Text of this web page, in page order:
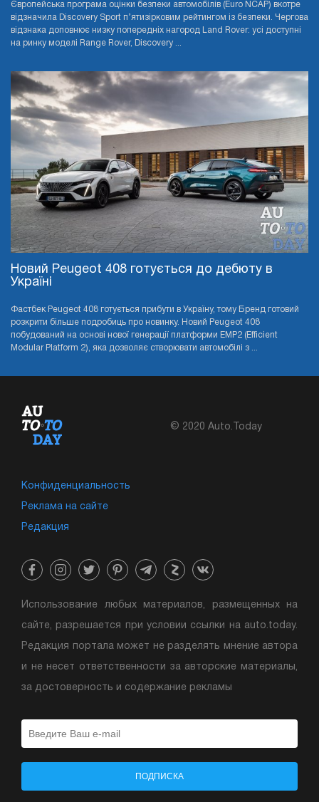
Європейська програма оцінки безпеки автомобілів (Euro NCAP) вкотре
відзначила Discovery Sport п’ятизірковим рейтингом із безпеки. Чергова
відзнака доповнює низку попередніх нагород Land Rover: усі доступні
на ринку моделі Range Rover, Discovery ...
Новий Peugeot 408 готується до дебюту в
Україні
Фастбек Peugeot 408 готується прибути в Україну, тому Бренд готовий
розкрити більше подробиць про новинку. Новий Peugeot 408
побудований на основі нової генерації платформи EMP2 (Efficient
Modular Platform 2), яка дозволяє створювати автомобілі з ...
© 2020 Auto.Today
Конфиденциальность
Реклама на сайте
Редакция
Использование любых материалов, размещенных на
сайте, разрешается при условии ссылки на auto.today.
Редакция портала может не разделять мнение автора
и не несет ответственности за авторские материалы,
за достоверность и содержание рекламы
ПОДПИСКА